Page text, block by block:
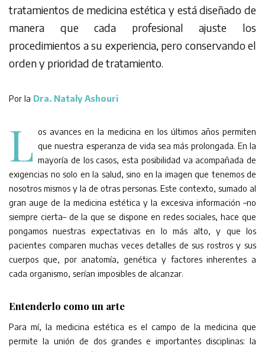
tratamientos de medicina estética y está diseñado de
manera que cada profesional ajuste los
procedimientos a su experiencia, pero conservando el
orden y prioridad de tratamiento.
Por la Dra. Nataly Ashouri
L os avances en la medicina en los últimos años permiten
que nuestra esperanza de vida sea más prolongada. En la
mayoría de los casos, esta posibilidad va acompañada de
exigencias no solo en la salud, sino en la imagen que tenemos de
nosotros mismos y la de otras personas. Este contexto, sumado al
gran auge de la medicina estética y la excesiva información –no
siempre cierta– de la que se dispone en redes sociales, hace que
pongamos nuestras expectativas en lo más alto, y que los
pacientes comparen muchas veces detalles de sus rostros y sus
cuerpos que, por anatomía, genética y factores inherentes a
cada organismo, serían imposibles de alcanzar.
Entenderlo como un arte
Para mí, la medicina estética es el campo de la medicina que
permite la unión de dos grandes e importantes disciplinas: la